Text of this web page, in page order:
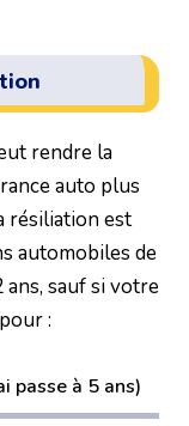
rendre la
auto plus
résiliation est
automobiles de
sauf si votre
:
passe à 5 ans)